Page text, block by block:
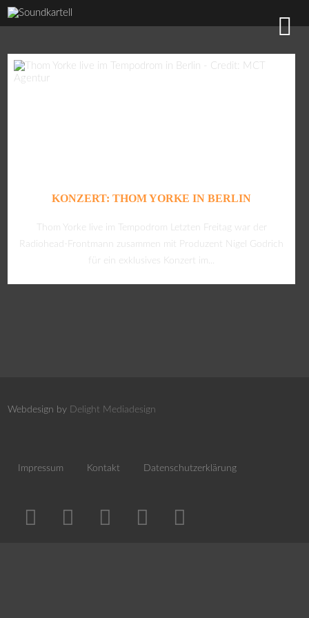
KONZERT: THOM YORKE IN BERLIN
Thom Yorke live im Tempodrom Letzten Freitag war der
Radiohead-Frontmann zusammen mit Produzent Nigel Godrich
für ein exklusives Konzert im...
Webdesign by Delight Mediadesign
Impressum Kontakt Datenschutzerklärung